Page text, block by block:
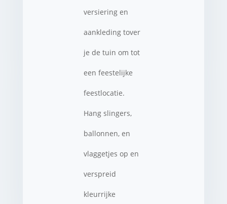
versiering en
aankleding tover
je de tuin om tot
een feestelijke
feestlocatie.
Hang slingers,
ballonnen, en
vlaggetjes op en
verspreid
kleurrijke